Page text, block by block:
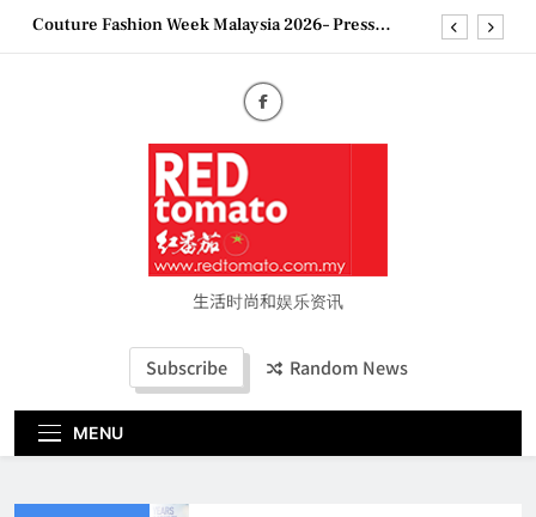
SkipCouture Fashion Week Malaysia 2026– Press
妈妈提供分享剖腹产复原历程的空间
2026 全国房地产大奖创历史纪录 见证马来西亚房
地产经纪行业蓬勃发展
Epson reinvents affordable printing with next-
generation EcoTank Series
Couture Fashion Week Malaysia 2026– Press
“See Her Heal – 1,000 Untold Stories” 为马来西亚
妈妈提供分享剖腹产复原历程的空间
地产经纪行业蓬勃发展
生活时尚和娱乐资讯
Subscribe Random News
MENU